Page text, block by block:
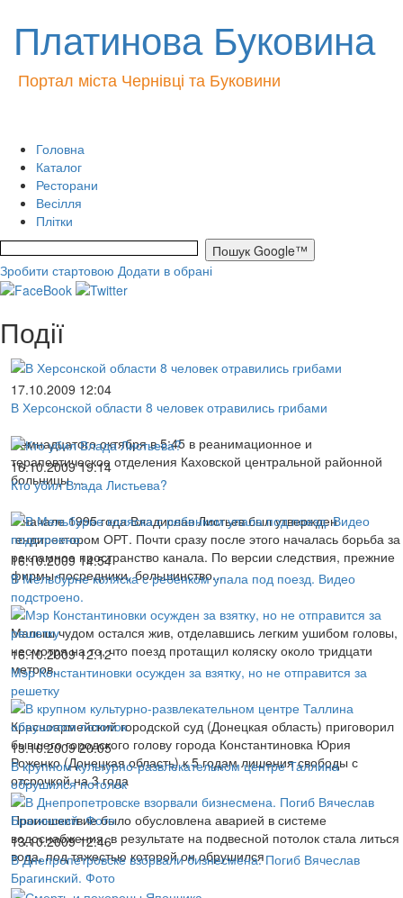
Платинова Буковина
Портал міста Чернівці та Буковини
Головна
Каталог
Ресторани
Весілля
Плітки
Зробити стартовою Додати в обрані
Події
17.10.2009 12:04
В Херсонской области 8 человек отравились грибами
Семнадцатого октября в 5:45 в реанимационное и
терапевтическое отделения Каховской центральной районной
больницы ...
16.10.2009 19:14
Кто убил Влада Листьева?
В начале 1995 года Владислав Листьев был утвержден
гендиректором ОРТ. Почти сразу после этого началась борьба за
рекламное пространство канала. По версии следствия, прежние
фирмы-посредники, большинство...
16.10.2009 14:54
В Мельбурне коляска с ребенком упала под поезд. Видео
подстроено.
Малыш чудом остался жив, отделавшись легким ушибом головы,
несмотря на то, что поезд протащил коляску около тридцати
метров.
16.10.2009 12:12
Мэр Константиновки осужден за взятку, но не отправится за
решетку
Красноармейский городской суд (Донецкая область) приговорил
бывшего городского голову города Константиновка Юрия
Роженко (Донецкая область) к 5 годам лишения свободы с
отсрочкой на 3 года
13.10.2009 20:05
В крупном культурно-развлекательном центре Таллина
обрушился потолок
Происшествие было обусловлена аварией в системе
водоснабжения, в результате на подвесной потолок стала литься
вода, под тяжестью которой он обрушился
13.10.2009 12:46
В Днепропетровске взорвали бизнесмена. Погиб Вячеслав
Брагинский. Фото